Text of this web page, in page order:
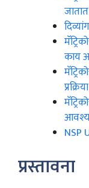
काय
NSP
प्रस्तावना